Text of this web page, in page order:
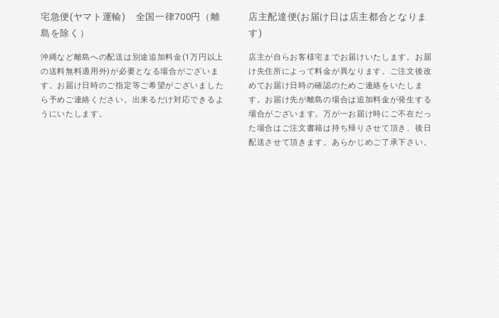
宅急便(ヤマト運輸) 全国一律700円（離
島を除く）
沖縄など離島への配送は別途追加料金(1万円以上
の送料無料適用外)が必要となる場合がございま
す。お届け日時のご指定等ご希望がございました
ら予めご連絡ください。出来るだけ対応できるよ
うにいたします。
店主配達便(お届け日は店主都合となりま
す)
店主が自らお客様宅までお届けいたします。お届
け先住所によって料金が異なります。ご注文後改
めてお届け日時の確認のためご連絡をいたしま
す。お届け先が離島の場合は追加料金が発生する
場合がございます。万が一お届け時にご不在だっ
た場合はご注文書籍は持ち帰りさせて頂き、後日
配送させて頂きます。あらかじめご了承下さい。